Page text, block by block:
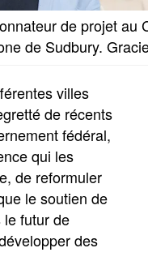
de projet au
de Sudbury.
villes
de récents
fédéral,
qui les
de reformuler
le soutien de
le futur de
des